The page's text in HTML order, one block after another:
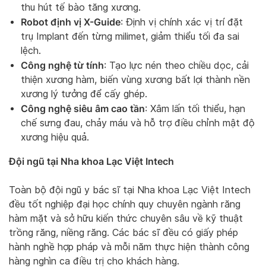
thu hút tế bào tăng xương.
Robot định vị X-Guide: Định vị chính xác vị trí đặt
trụ Implant đến từng milimet, giảm thiểu tối đa sai
lệch.
Công nghệ từ tính: Tạo lực nén theo chiều dọc, cải
thiện xương hàm, biến vùng xương bất lợi thành nền
xương lý tưởng để cấy ghép.
Công nghệ siêu âm cao tần: Xâm lấn tối thiểu, hạn
chế sưng đau, chảy máu và hỗ trợ điều chỉnh mật độ
xương hiệu quả.
Đội ngũ tại Nha khoa Lạc Việt Intech
Toàn bộ đội ngũ y bác sĩ tại Nha khoa Lạc Việt Intech
đều tốt nghiệp đại học chính quy chuyên ngành răng
hàm mặt và sở hữu kiến thức chuyên sâu về kỹ thuật
trồng răng, niềng răng. Các bác sĩ đều có giấy phép
hành nghề hợp pháp và mỗi năm thực hiện thành công
hàng nghìn ca điều trị cho khách hàng.